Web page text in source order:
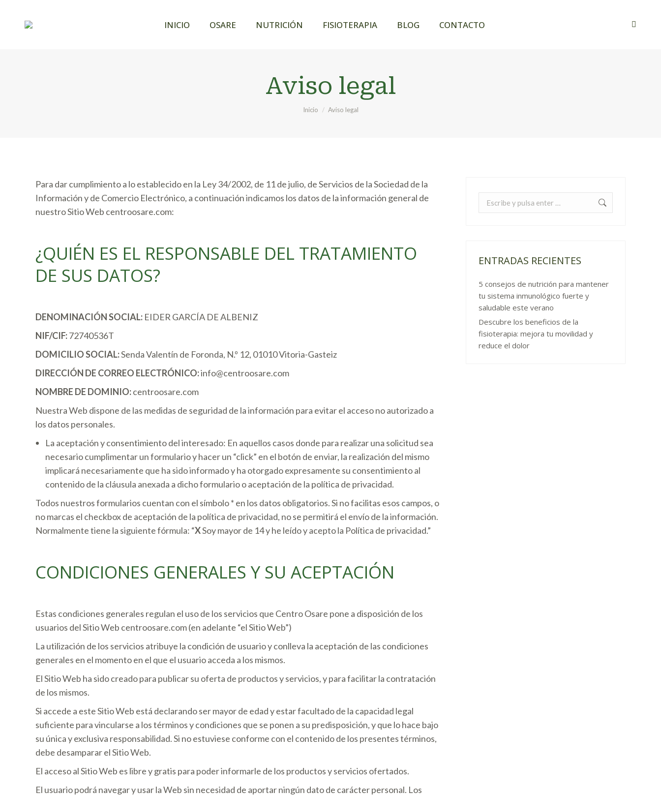
INICIO OSARE NUTRICIÓN FISIOTERAPIA BLOG CONTACTO Buscar:
Aviso legal
Estás aquí:
Inicio Aviso legal
Para dar cumplimiento a lo establecido en la Ley 34/2002, de 11 de julio, de Servicios de la Sociedad de la
Información y de Comercio Electrónico, a continuación indicamos los datos de la información general de
nuestro Sitio Web centroosare.com:
¿QUIÉN ES EL RESPONSABLE DEL TRATAMIENTO
DE SUS DATOS?
DENOMINACIÓN SOCIAL: EIDER GARCÍA DE ALBENIZ
NIF/CIF:72740536T
DOMICILIO SOCIAL:Senda Valentín de Foronda, N.º 12, 01010 Vitoria-Gasteiz
DIRECCIÓN DE CORREO ELECTRÓNICO:info@centroosare.com
NOMBRE DE DOMINIO:centroosare.com
Nuestra Web dispone de las medidas de seguridad de la información para evitar el acceso no autorizado a
los datos personales.
La aceptación y consentimiento del interesado: En aquellos casos donde para realizar una solicitud sea
necesario cumplimentar un formulario y hacer un “click” en el botón de enviar, la realización del mismo
implicará necesariamente que ha sido informado y ha otorgado expresamente su consentimiento al
contenido de la cláusula anexada a dicho formulario o aceptación de la política de privacidad.
Todos nuestros formularios cuentan con el símbolo * en los datos obligatorios. Si no facilitas esos campos, o
no marcas el checkbox de aceptación de la política de privacidad, no se permitirá el envío de la información.
Normalmente tiene la siguiente fórmula: “XSoy mayor de 14 y he leído y acepto la Política de privacidad.”
CONDICIONES GENERALES Y SU ACEPTACIÓN
Estas condiciones generales regulan el uso de los servicios que Centro Osare pone a disposición de los
usuarios del Sitio Web centroosare.com (en adelante “el Sitio Web”)
La utilización de los servicios atribuye la condición de usuario y conlleva la aceptación de las condiciones
generales en el momento en el que el usuario acceda a los mismos.
El Sitio Web ha sido creado para publicar su oferta de productos y servicios, y para facilitar la contratación
de los mismos.
Si accede a este Sitio Web está declarando ser mayor de edad y estar facultado de la capacidad legal
suficiente para vincularse a los términos y condiciones que se ponen a su predisposición, y que lo hace bajo
su única y exclusiva responsabilidad. Si no estuviese conforme con el contenido de los presentes términos,
debe desamparar el Sitio Web.
El acceso al Sitio Web es libre y gratis para poder informarle de los productos y servicios ofertados.
El usuario podrá navegar y usar la Web sin necesidad de aportar ningún dato de carácter personal. Los
Buscar:
ENTRADAS RECIENTES
5 consejos de nutrición para mantener
tu sistema inmunológico fuerte y
saludable este verano
Descubre los beneficios de la
fisioterapia: mejora tu movilidad y
reduce el dolor
INICIO OSARE NUTRICIÓN FISIOTERAPIA BLOG CONTACTO Buscar: